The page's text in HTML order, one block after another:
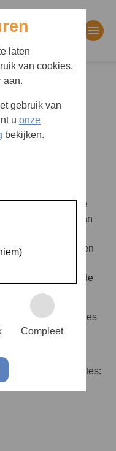
zoek?
meenemen in je
van
dat je
insulinenaalden en
bij je hebt.
het is in de
hebt, is het advies
Dit betekent
wordt.
reizen met diabetes:
laten
van cookies.
aan.
gebruik van
u onze
bekijken.
Compleet